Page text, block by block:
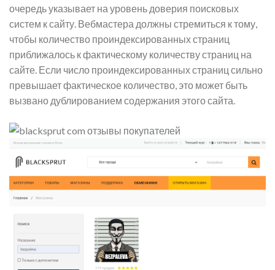
очередь указывает на уровень доверия поисковых
систем к сайту. Вебмастера должны стремиться к тому,
чтобы количество проиндексированных страниц
приближалось к фактическому количеству страниц на
сайте. Если число проиндексированных страниц сильно
превышает фактическое количество, это может быть
вызвано дублированием содержания этого сайта.